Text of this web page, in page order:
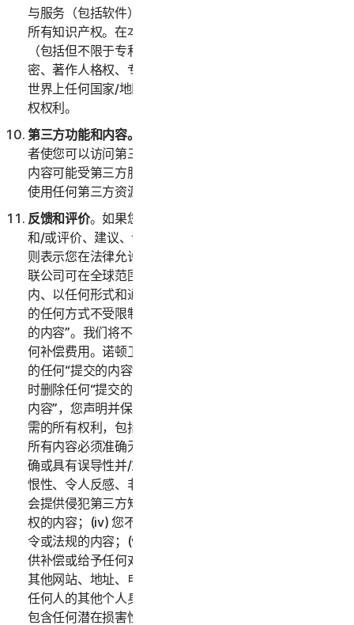
与服务（包括软件）有关的所有权利、权属和利益，包括
所有知识产权。在本 LSA 中，“
（包括但不限于专利申请和公告）、发明、版权、商业秘
密、著作人格权、专有技术、数据和数据库权利，以及在
世界上任何国家/地区或司法辖区公认的任何其他知识产
权权利。
第三方功能和内容。
者使您可以访问第三方网站上的内容。这些功能、特性或
内容可能受第三方服务条款和隐私政策的约束。您确认对
使用任何第三方资源全权负责，并承担所有风险。
反馈和评价。如果您向诺顿卫复客提交与服务有关的反馈
和/或评价、建议、评论或想法（以下称“
则表示您在法律允许的最大范围内授权诺顿卫复客及其关
联公司可在全球范围内和这些内容的知识产权保护期限
内、以任何形式和通过任何媒介、以诺顿卫复客认为合适
的任何方式不受限制地使用、复制、拷贝和翻译您“提交
的内容”。我们将不支付与使用您的“提交的内容”有关的任
何补偿费用。诺顿卫复客没有义务发布或使用您可能提供
的任何“提交的内容”，并且诺顿卫复客可以经自行决定随
时删除任何“提交的内容”。通过向诺顿卫复客提供“提交的
内容”，您声明并保证您拥有或控制提供“提交的内容”所必
需的所有权利，包括知识产权权利。您同意：(i) 您提交的
所有内容必须准确无误；(ii) 您不会提供已知虚假、不准
确或具有误导性并/或可能合理视为诽谤性、诬蔑性、仇
恨性、令人反感、非法威胁或骚扰他人的内容；(iii) 您不
会提供侵犯第三方知识产权或其他所有权、公开权或隐私
权的内容；(iv) 您不会提供违反任何适用法律、条例、法
令或法规的内容；(v) 您不会提供任何第三方就其向您提
供补偿或给予任何对价的内容；(vi) 您不会提供任何包含
其他网站、地址、电子邮件地址、联系信息、电话号码或
任何人的其他个人身份信息的内容；以及 (vii) 您不会提供
包含任何潜在损害性计算机程序或文件的内容。